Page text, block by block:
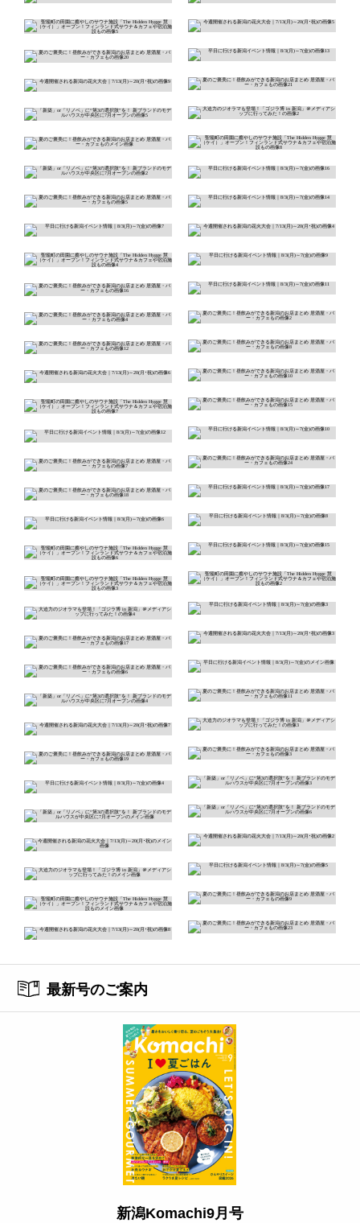
最新号のご案内
新潟Komachi9月号